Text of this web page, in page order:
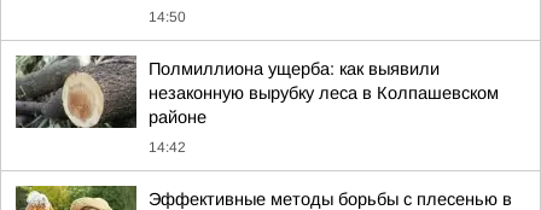
14:50
Полмиллиона ущерба: как выявили
незаконную вырубку леса в Колпашевском
районе
14:42
Эффективные методы борьбы с плесенью в